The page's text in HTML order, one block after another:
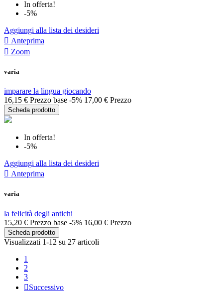
In offerta!
-5%
Aggiungi alla lista dei desideri
 Anteprima
 Zoom
varia
imparare la lingua giocando
16,15 € Prezzo base -5% 17,00 € Prezzo
Scheda prodotto
In offerta!
-5%
Aggiungi alla lista dei desideri
 Anteprima
varia
la felicità degli antichi
15,20 € Prezzo base -5% 16,00 € Prezzo
Scheda prodotto
Visualizzati 1-12 su 27 articoli
1
2
3
Successivo